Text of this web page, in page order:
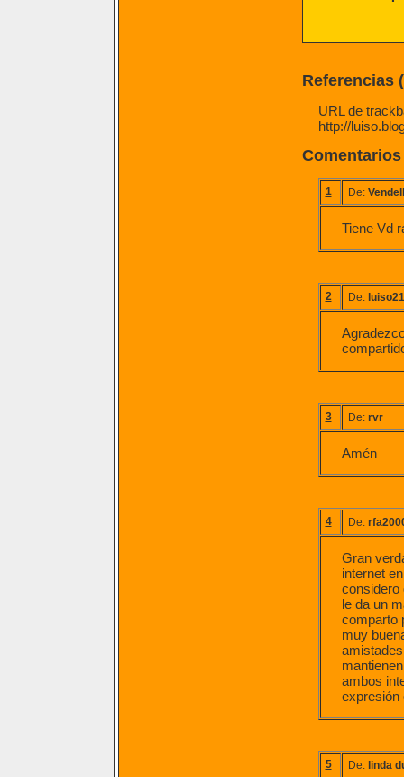
Referencias
URL de
http://
Comentarios
1 De: Vendell
Tiene Vd
2 De: luiso21
3 De: rvr
Amén
4 De:
Gran
internet
considero
le da un
comparto
muy
ambos
expresión
5 De: linda